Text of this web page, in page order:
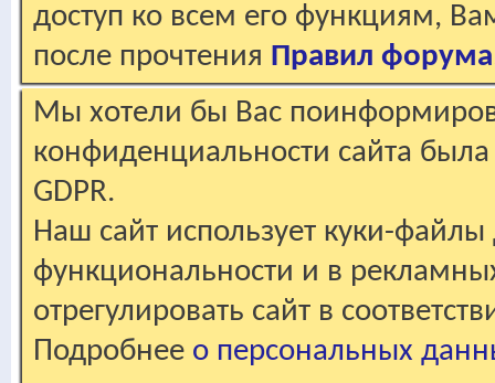
доступ ко всем его функциям,
после прочтения Правил форума
Мы хотели бы Вас
конфиденциальности сайта
GDPR.
Наш сайт использует куки-файлы
функциональности и в
отрегулировать сайт в
Подробнее о персональных